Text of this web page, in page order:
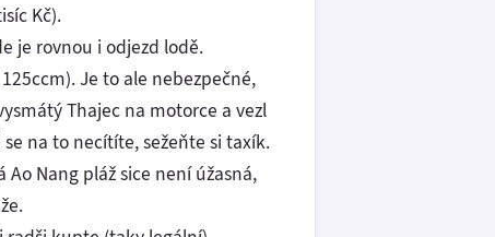
Kč).
je rovnou i odjezd lodě.
Je to ale nebezpečné,
Thajec na motorce a vezl
na to necítíte, sežeňte si taxík.
Nang pláž sice není úžasná,